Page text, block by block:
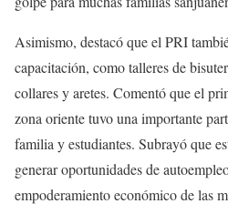
Asimismo, destacó que el PRI
capacitación, como talleres de
collares y aretes. Comentó que el
zona oriente tuvo una importante
familia y estudiantes. Subrayó que
generar oportunidades de
empoderamiento económico de las